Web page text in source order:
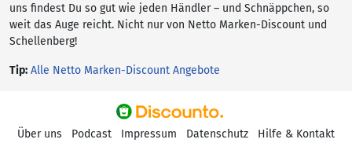
uns findest Du so gut wie jeden Händler – und Schnäppchen, so
weit das Auge reicht. Nicht nur von Netto Marken-Discount und
Schellenberg!
Tip: Alle Netto Marken-Discount Angebote
Über uns Podcast Impressum Datenschutz Hilfe & Kontakt